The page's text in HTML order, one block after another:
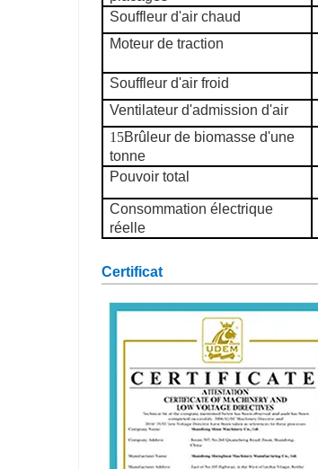
Souffleur d'air chaud
Moteur de traction
Souffleur d'air froid
Ventilateur d'admission d'air
15Brûleur de biomasse d'une
tonne
Pouvoir total
Consommation électrique
réelle
Certificat